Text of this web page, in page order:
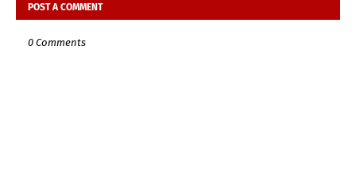
POST A COMMENT
0 Comments